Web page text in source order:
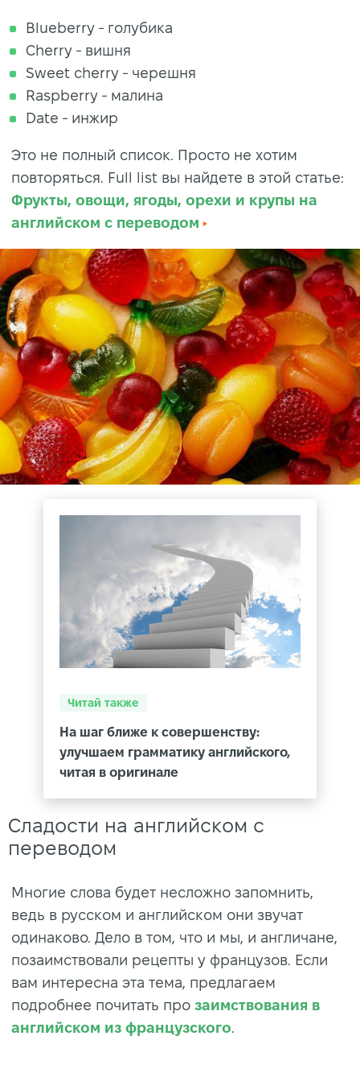
Blueberry - голубика
Cherry - вишня
Sweet cherry - черешня
Raspberry - малина
Date - инжир
Это не полный список. Просто не хотим
повторяться. Full list вы найдете в этой статье:
Фрукты, овощи, ягоды, орехи и крупы на
английском с переводом
Читай также
На шаг ближе к совершенству:
улучшаем грамматику английского,
читая в оригинале
Сладости на английском с
переводом
Многие слова будет несложно запомнить,
ведь в русском и английском они звучат
одинаково. Дело в том, что и мы, и англичане,
позаимствовали рецепты у французов. Если
вам интересна эта тема, предлагаем
подробнее почитать про заимствования в
английском из французского